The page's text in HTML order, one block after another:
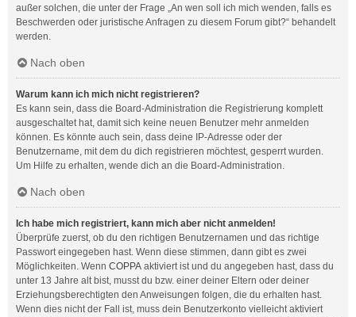
außer solchen, die unter der Frage „An wen soll ich mich wenden, falls es
Beschwerden oder juristische Anfragen zu diesem Forum gibt?“ behandelt
werden.
Nach oben
Warum kann ich mich nicht registrieren?
Es kann sein, dass die Board-Administration die Registrierung komplett
ausgeschaltet hat, damit sich keine neuen Benutzer mehr anmelden
können. Es könnte auch sein, dass deine IP-Adresse oder der
Benutzername, mit dem du dich registrieren möchtest, gesperrt wurden.
Um Hilfe zu erhalten, wende dich an die Board-Administration.
Nach oben
Ich habe mich registriert, kann mich aber nicht anmelden!
Überprüfe zuerst, ob du den richtigen Benutzernamen und das richtige
Passwort eingegeben hast. Wenn diese stimmen, dann gibt es zwei
Möglichkeiten. Wenn COPPA aktiviert ist und du angegeben hast, dass du
unter 13 Jahre alt bist, musst du bzw. einer deiner Eltern oder deiner
Erziehungsberechtigten den Anweisungen folgen, die du erhalten hast.
Wenn dies nicht der Fall ist, muss dein Benutzerkonto vielleicht aktiviert